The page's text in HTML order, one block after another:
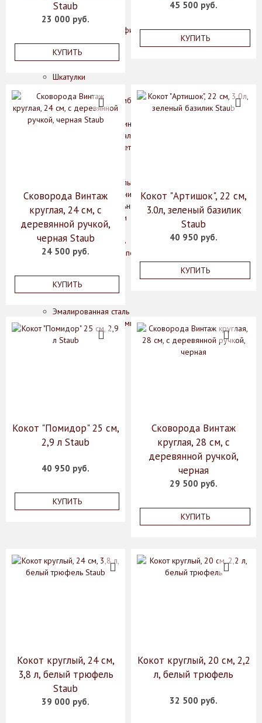
Лампы
Подсвечники
Рамки для фотографий
Статуэтки
Цветы
Шкатулки
Комоды, шкафы, тумбы
Консоли, стеллажи
Кофейные столики, интерьерные подставки
Обеденные и журнальные столы
Стулья, кресла, банкетки
Классические светильники
Подвесные светильники
Потолочные светильники
Кухонные принадлежности
Дерево
Нержавеющая сталь
Блюда для запекания
Ножи
Сковороды
Эмалированная сталь
Аксессуары для ванной комнаты
Контакты
Staub
23 000 руб.
КУПИТЬ
45 500 руб.
КУПИТЬ
Сковорода Винтаж
круглая, 24 см, с
деревянной ручкой,
черная Staub
24 500 руб.
КУПИТЬ
Кокот "Артишок", 22 см,
3.0л, зеленый базилик
Staub
40 950 руб.
КУПИТЬ
Кокот "Помидор" 25 см,
2,9 л Staub
40 950 руб.
КУПИТЬ
Сковорода Винтаж
круглая, 28 см, с
деревянной ручкой,
черная
29 500 руб.
КУПИТЬ
Кокот круглый, 24 см,
3,8 л, белый трюфель
Staub
39 000 руб.
Кокот круглый, 20 см, 2,2
л, белый трюфель
32 500 руб.